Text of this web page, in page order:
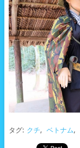
タグ: クチ, ベトナム,